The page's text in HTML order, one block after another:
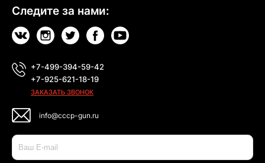
Следите за нами:
+7-499-394-59-42
+7-925-621-18-19
ЗАКАЗАТЬ ЗВОНОК
info@cccp-gun.ru